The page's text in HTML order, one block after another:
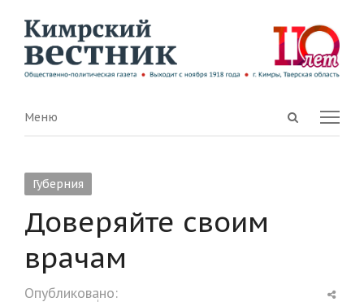
Open
Menu
Меню
Губерния
Доверяйте своим
врачам
Опубликовано: